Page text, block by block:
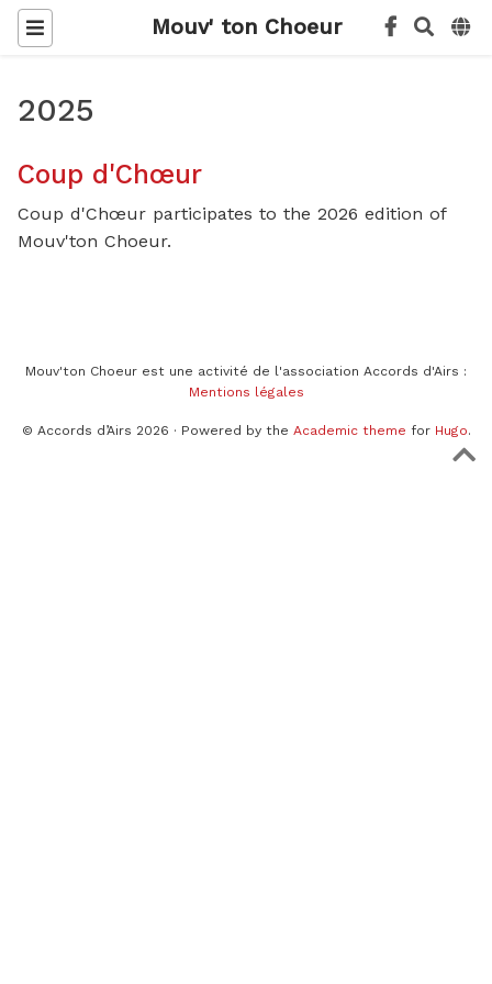
Mouv' ton Choeur
2025
Coup d'Chœur
Coup d'Chœur participates to the 2026 edition of
Mouv'ton Choeur.
Mouv'ton Choeur est une activité de l'association Accords d'Airs :
Mentions légales
© Accords d’Airs 2026 · Powered by the Academic theme for Hugo.